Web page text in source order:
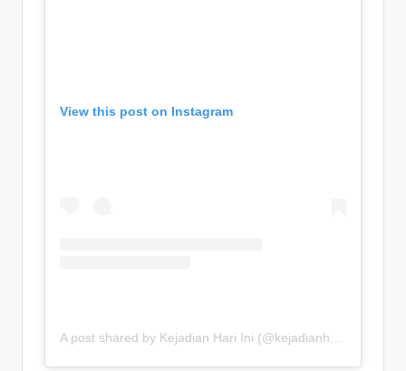
View this post on Instagram